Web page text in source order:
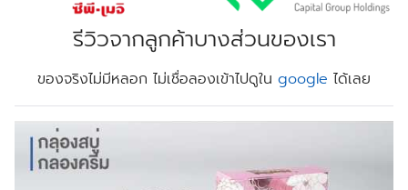
รีวิวจากลูกค้าบางส่วนของเรา
ของจริงไม่มีหลอก ไม่เชื่อลองเข้าไปดูใน google ได้เลย